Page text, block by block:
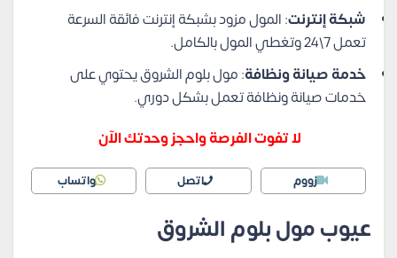
شبكة إنترنت: المول مزود بشبكة إنترنت فائقة السرعة
تعمل 7\24 وتغطي المول بالكامل.
خدمة صيانة ونظافة: مول بلوم الشروق يحتوي على
خدمات صيانة ونظافة تعمل بشكل دوري.
لا تفوت الفرصة واحجز وحدتك الآن
زووم اتصل واتساب
عيوب مول بلوم الشروق